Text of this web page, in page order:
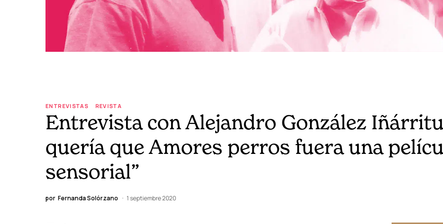
ENTREVISTAS REVISTA
Entrevista con Alejandro González
quería que Amores perros fuera una
sensorial”
por Fernanda Solórzano 1 septiembre 2020